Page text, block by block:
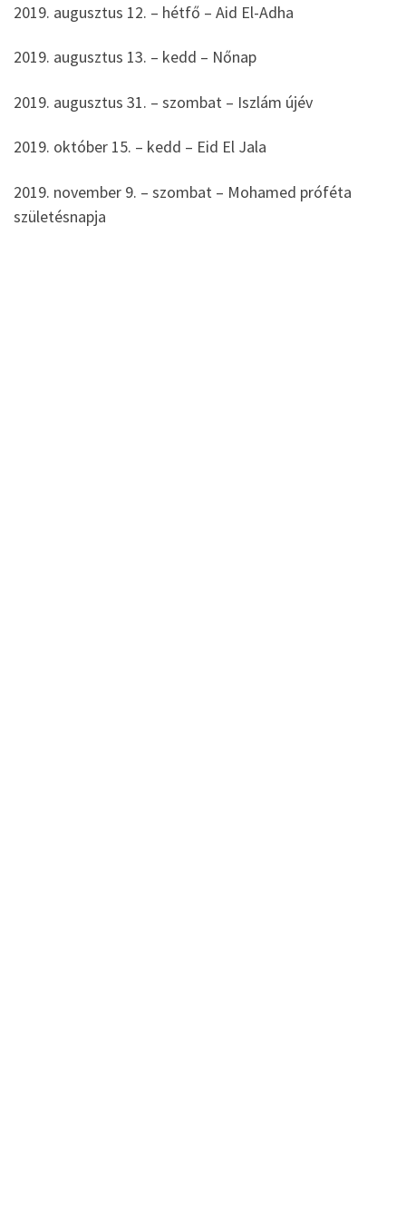
2019. augusztus 12. – hétfő – Aid El-Adha
2019. augusztus 13. – kedd – Nőnap
2019. augusztus 31. – szombat – Iszlám újév
2019. október 15. – kedd – Eid El Jala
2019. november 9. – szombat – Mohamed próféta
születésnapja